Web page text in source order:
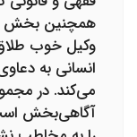
همچنین بخش
وکیل خوب
انسانی به
می‌کند. در
آگاهی‌بخش